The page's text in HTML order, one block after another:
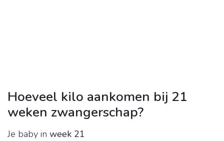
Hoeveel kilo aankomen bij 21
weken zwangerschap?
Je baby in week 21